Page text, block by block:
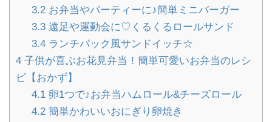
3.2お弁当やパーティーに♪簡単ミニバーガー
3.3遠足や運動会に♡くるくるロールサンド
3.4ランチパック風サンドイッチ☆
4 子供が喜ぶお花見弁当！簡単可愛いお弁当のレシ
ピ【おかず】
4.1卵1つで♪お弁当ハムロール&チーズロール
4.2簡単かわいいおにぎり卵焼き